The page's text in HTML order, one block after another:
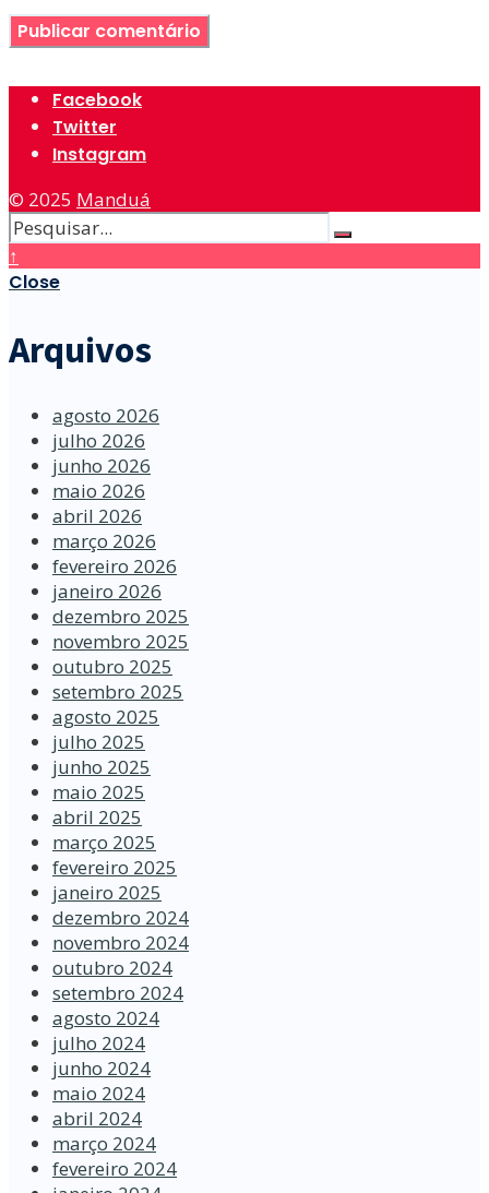
Facebook
Twitter
Instagram
© 2025 Manduá
↑
Close
Arquivos
agosto 2026
julho 2026
junho 2026
maio 2026
abril 2026
março 2026
fevereiro 2026
janeiro 2026
dezembro 2025
novembro 2025
outubro 2025
setembro 2025
agosto 2025
julho 2025
junho 2025
maio 2025
abril 2025
março 2025
fevereiro 2025
janeiro 2025
dezembro 2024
novembro 2024
outubro 2024
setembro 2024
agosto 2024
julho 2024
junho 2024
maio 2024
abril 2024
março 2024
fevereiro 2024